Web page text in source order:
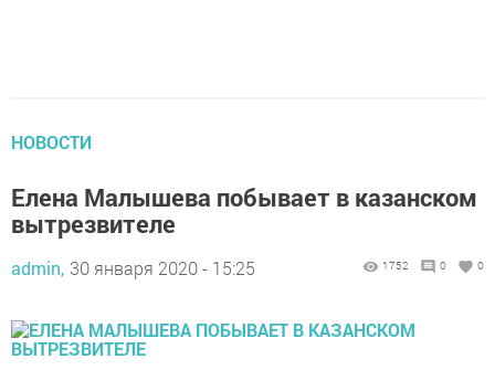
НОВОСТИ
Елена Малышева побывает в казанском
вытрезвителе
admin, 30 января 2020 - 15:25 1752 0 0